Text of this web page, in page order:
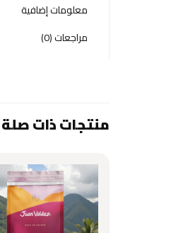
معلومات إضافية
مراجعات (0)
منتجات ذات صلة